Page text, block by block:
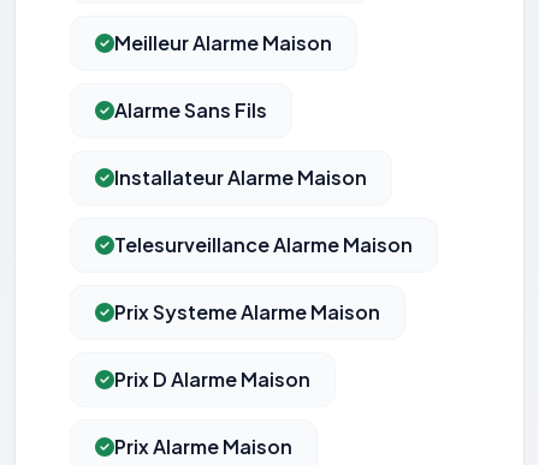
Meilleur Alarme Maison
Alarme Sans Fils
Installateur Alarme Maison
Telesurveillance Alarme Maison
Prix Systeme Alarme Maison
Prix D Alarme Maison
Prix Alarme Maison